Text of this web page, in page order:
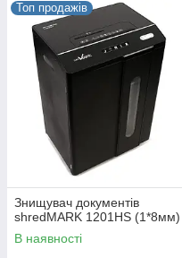
Топ продажів
Знищувач документів
shredMARK 1201HS (1*8мм)
В наявності